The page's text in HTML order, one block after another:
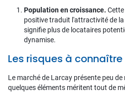
Population en croissance.
positive traduit l'attractivité de
signifie plus de locataires
dynamise.
Les risques à connaître
Le marché de Larcay présente peu
quelques éléments méritent tout de